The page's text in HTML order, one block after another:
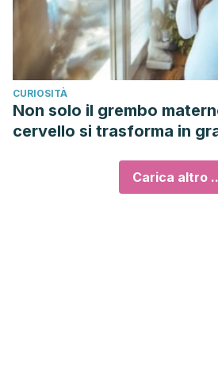
CURIOSITÀ
Non solo il grembo
cervello si trasforma in
Carica altro